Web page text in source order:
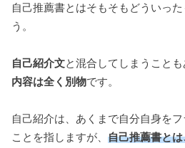
自己推薦書とはそもそもどういっ
う。
自己紹介文と混合してしまうこと
内容は全く別物です。
自己紹介は、あくまで自分自身を
ことを指しますが、自己推薦書と